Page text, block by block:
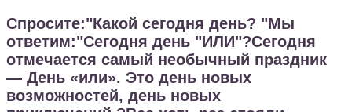
Спросите:"Какой сегодня день? "Мы
ответим:"Сегодня день "ИЛИ"?Сегодня
отмечается самый необычный праздник
— День «или». Это день новых
возможностей, день новых